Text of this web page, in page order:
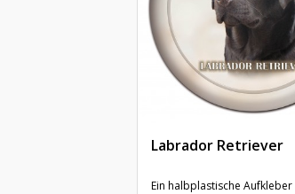
Labrador Retriever
Ein halbplastische Aufkleber